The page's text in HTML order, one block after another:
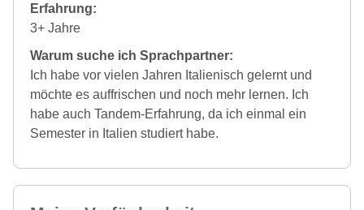
Erfahrung:
3+ Jahre
Warum suche ich Sprachpartner:
Ich habe vor vielen Jahren Italienisch gelernt und
möchte es auffrischen und noch mehr lernen. Ich
habe auch Tandem-Erfahrung, da ich einmal ein
Semester in Italien studiert habe.